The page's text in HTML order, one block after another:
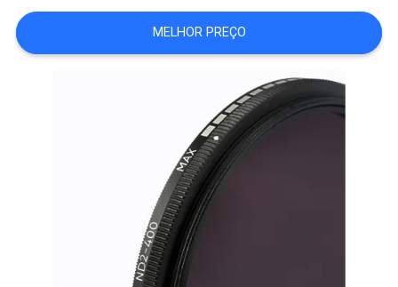
DO
SITE
MELHOR PREÇO